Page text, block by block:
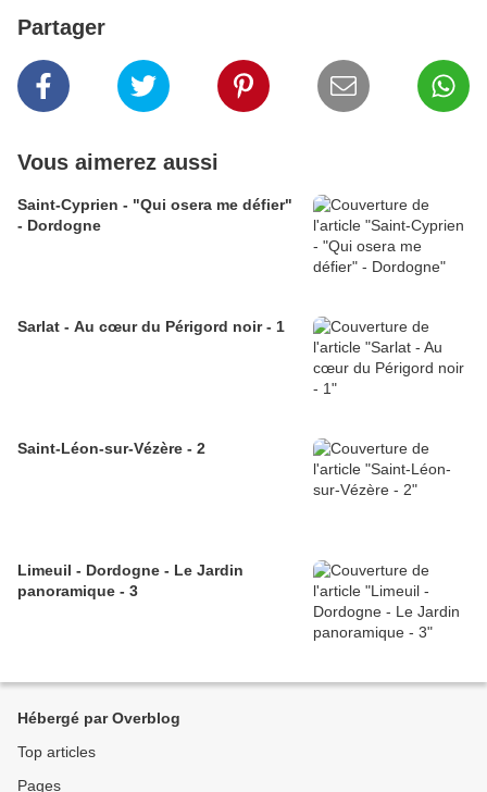
Partager
Vous aimerez aussi
Saint-Cyprien - "Qui osera me défier"
- Dordogne
Sarlat - Au cœur du Périgord noir - 1
Saint-Léon-sur-Vézère - 2
Limeuil - Dordogne - Le Jardin
panoramique - 3
Hébergé par Overblog
Top articles
Pages